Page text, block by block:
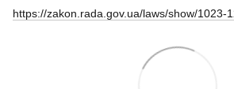
https://zakon.rada.gov.ua/laws/show/1023-